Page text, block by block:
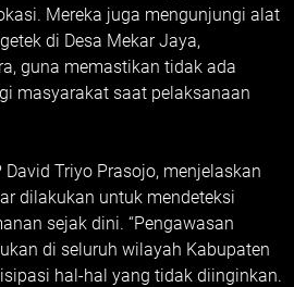
Mereka juga mengunjungi alat
di Desa Mekar Jaya,
guna memastikan tidak ada
masyarakat saat pelaksanaan
David Triyo Prasojo, menjelaskan
dilakukan untuk mendeteksi
sejak dini. “Pengawasan
di seluruh wilayah Kabupaten
hal-hal yang tidak diinginkan.